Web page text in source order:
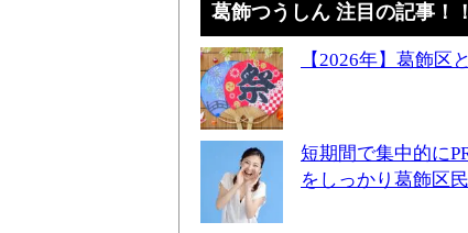
葛飾つうしん 注目の記事！！
【2026年】葛飾
短期間で集中的に
をしっかり葛飾区